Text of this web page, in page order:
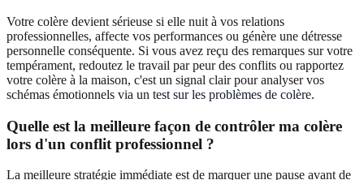
Votre colère devient sérieuse si elle nuit à vos relations
professionnelles, affecte vos performances ou génère une détresse
personnelle conséquente. Si vous avez reçu des remarques sur votre
tempérament, redoutez le travail par peur des conflits ou rapportez
votre colère à la maison, c'est un signal clair pour analyser vos
schémas émotionnels via un test sur les problèmes de colère.
Quelle est la meilleure façon de contrôler ma colère
lors d'un conflit professionnel ?
La meilleure stratégie immédiate est de marquer une pause avant de